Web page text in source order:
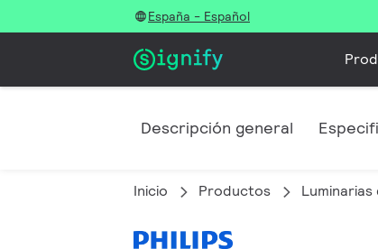
España - Español
Descripción general
Inicio Productos